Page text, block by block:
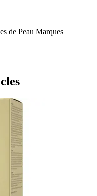
de Peau Marques